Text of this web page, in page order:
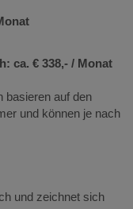
ca. € 338,- / Monat
basieren auf den
und können je nach
und zeichnet sich